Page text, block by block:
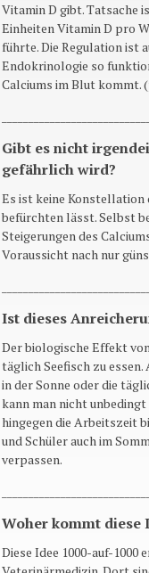
Vitamin D gibt. Tatsache
Einheiten Vitamin D pro
führte. Die Regulation ist
Endokrinologie so
Calciums im Blut kommt.
Gibt es nicht
gefährlich wird?
Es ist keine Konstellation
befürchten lässt. Selbst
Steigerungen des
Voraussicht nach nur
Ist dieses
Der biologische Effekt
täglich Seefisch zu
in der Sonne oder die
kann man nicht
hingegen die Arbeitszeit
und Schüler auch im
verpassen.
Woher kommt diese
Diese Idee 1000-auf-1000